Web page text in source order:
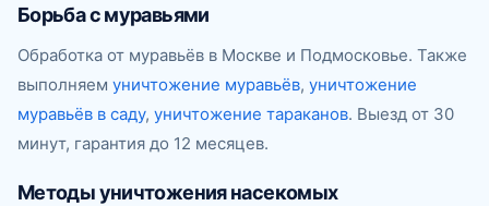
Борьба с муравьями
Обработка от муравьёв в Москве и Подмосковье. Также
выполняем уничтожение муравьёв, уничтожение
муравьёв в саду, уничтожение тараканов. Выезд от 30
минут, гарантия до 12 месяцев.
Методы уничтожения насекомых